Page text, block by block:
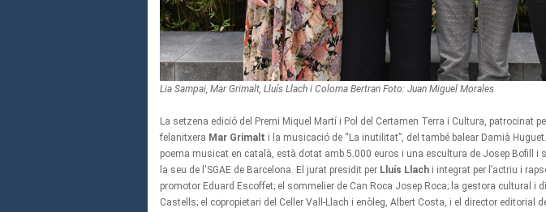
Lia Sampai, Mar Grimalt, Lluís Llach i Coloma Bertran Foto: Juan Miguel Morales
La setzena edició del Premi Miquel Martí i Pol del Certamen Terra i Cultura, patrocinat
felanitxera Mar Grimalt i la musicació de “La inutilitat”, del també balear Damià
poema musicat en català, està dotat amb 5.000 euros i una escultura de Josep Bofill i
la seu de l'SGAE de Barcelona. El jurat presidit per Lluís Llach i integrat per l’actriu i
promotor Eduard Escoffet; el sommelier de Can Roca Josep Roca; la gestora cultural i
Castells; el copropietari del Celler Vall-Llach i enòleg, Albert Costa, i el director editorial